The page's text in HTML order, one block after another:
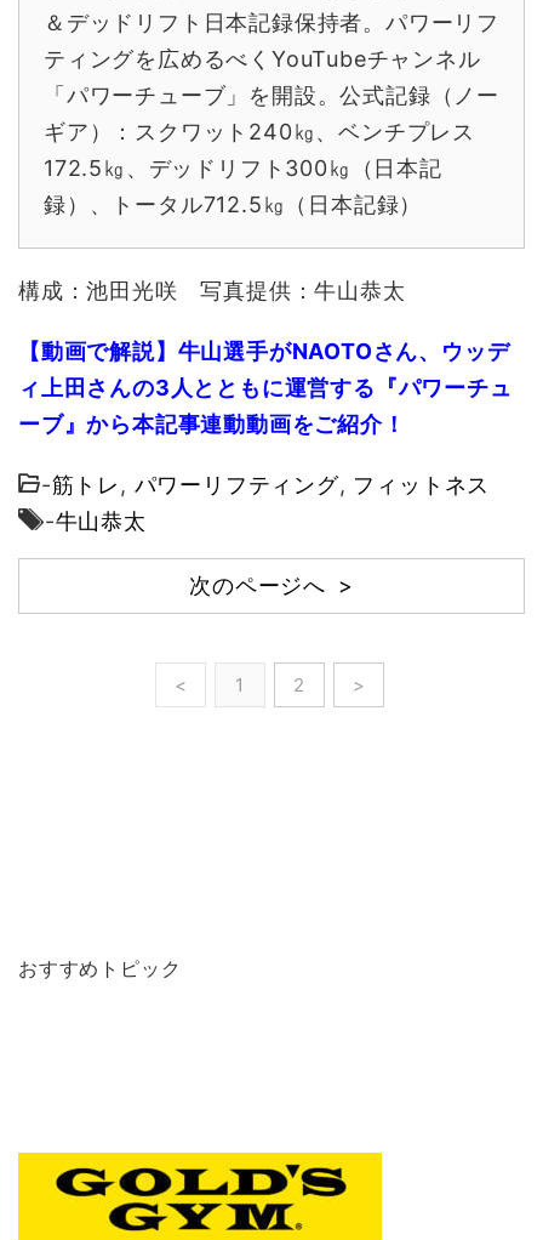
＆デッドリフト日本記録保持者。パワーリフ
ティングを広めるべくYouTubeチャンネル
「パワーチューブ」を開設。公式記録（ノー
ギア）：スクワット240㎏、ベンチプレス
172.5㎏、デッドリフト300㎏（日本記
録）、トータル712.5㎏（日本記録）
構成：池田光咲 写真提供：牛山恭太
【動画で解説】牛山選手がNAOTOさん、ウッデ
ィ上田さんの3人とともに運営する『パワーチュ
ーブ』から本記事連動動画をご紹介！
-筋トレ , パワーリフティング, フィットネス
-牛山恭太
次のページへ >
< 1 2 >
おすすめトピック